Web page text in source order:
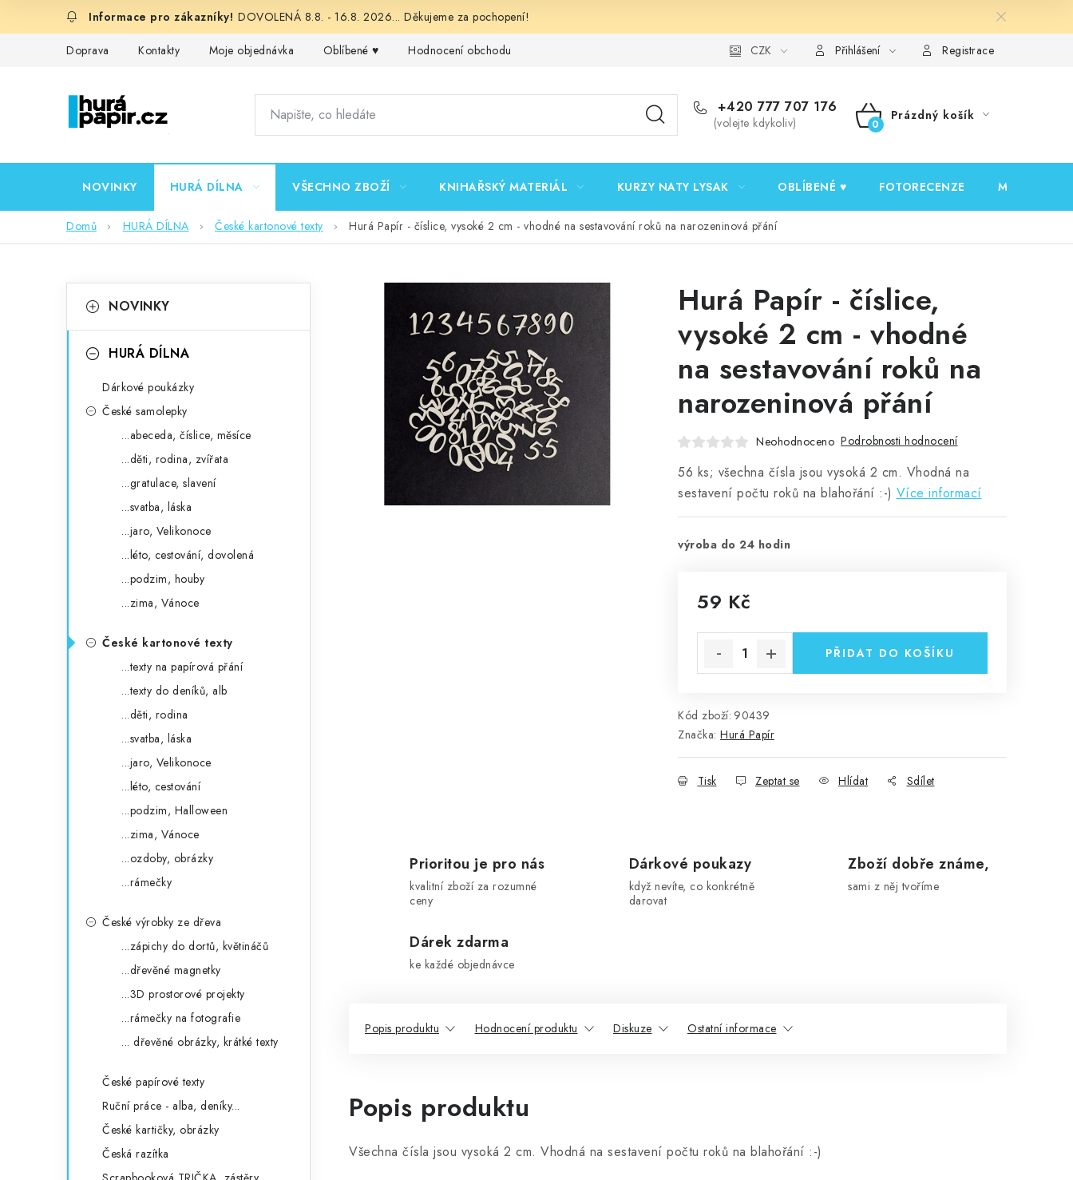
DOVOLENÁ 8.8. - 16.8. 2026... Děkujeme za pochopení!
Doprava Kontakty Moje objednávka Oblíbené ♥️ Hodnocení obchodu Podmínky ochrany osobních údajů Ověřování recenzí
CZK Přihlášení Registrace
+420 777 707 176
(volejte kdykoliv)
NÁKUPNÍ
Prázdný košík
NOVINKY HURÁ DÍLNA VŠECHNO ZBOŽÍ KNIHAŘSKÝ MATERIÁL KURZY NATY LYSAK OBLÍBENÉ ♥️ FOTORECENZE MOJE
Domů HURÁ DÍLNA České kartonové texty Hurá Papír - číslice, vysoké 2 cm - vhodné na sestavování roků na narozeninová přání
o
n
e
kategorie
a
NOVINKY
HURÁ DÍLNA
Dárkové poukázky
České samolepky
...abeceda, číslice, měsíce
...děti, rodina, zvířata
...gratulace, slavení
...svatba, láska
...jaro, Velikonoce
...léto, cestování, dovolená
...podzim, houby
...zima, Vánoce
České kartonové texty
...texty na papírová přání
...texty do deníků, alb
...děti, rodina
...svatba, láska
...jaro, Velikonoce
...léto, cestování
...podzim, Halloween
...zima, Vánoce
...ozdoby, obrázky
...rámečky
České výrobky ze dřeva
...zápichy do dortů, květináčů
...dřevěné magnetky
...3D prostorové projekty
...rámečky na fotografie
... dřevěné obrázky, krátké texty
České papírové texty
Ruční práce - alba, deníky...
České kartičky, obrázky
Česká razítka
Hurá Papír - číslice,
vysoké 2 cm - vhodné
na sestavování roků na
narozeninová přání
Neohodnoceno Podrobnosti hodnocení
56 ks; všechna čísla jsou vysoká 2 cm. Vhodná na
sestavení počtu roků na blahořání :-) Více informací
výroba do 24 hodin
59 Kč
PŘIDAT DO KOŠÍKU
Kód zboží: 90439
Značka: Hurá Papír
Tisk Zeptat se Hlídat Sdílet
Prioritou je pro nás
kvalitní zboží za rozumné
ceny
Dárkové poukazy
když nevíte, co konkrétně
darovat
Zboží dobře známe,
sami z něj tvoříme
Dárek zdarma
ke každé objednávce
Popis produktu Hodnocení produktu Diskuze Ostatní informace
Popis produktu
Všechna čísla jsou vysoká 2 cm. Vhodná na sestavení počtu roků na blahořání :-)